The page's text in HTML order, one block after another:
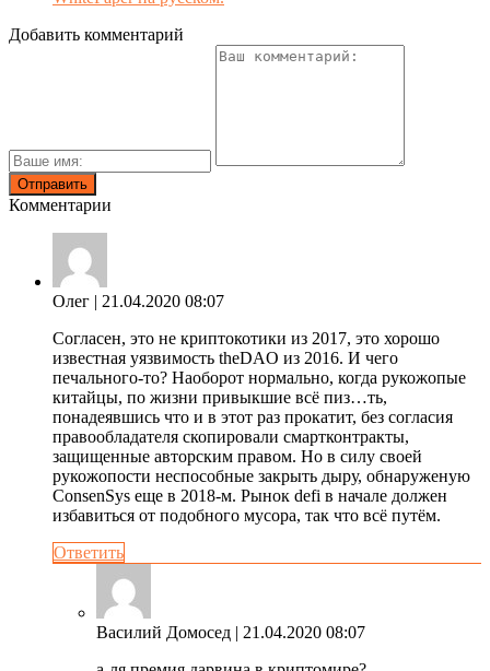
Добавить комментарий
Комментарии
Олег | 21.04.2020 08:07
Согласен, это не криптокотики из 2017, это хорошо
известная уязвимость theDAO из 2016. И чего
печального-то? Наоборот нормально, когда рукожопые
китайцы, по жизни привыкшие всё пиз…ть,
понадеявшись что и в этот раз прокатит, без согласия
правообладателя скопировали смартконтракты,
защищенные авторским правом. Но в силу своей
рукожопости неспособные закрыть дыру, обнаруженую
ConsenSys еще в 2018-м. Рынок defi в начале должен
избавиться от подобного мусора, так что всё путём.
Ответить
Василий Домосед | 21.04.2020 08:07